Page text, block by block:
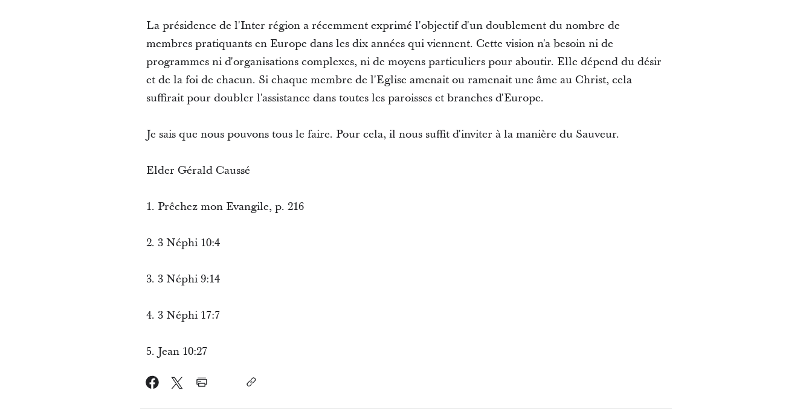
La présidence de l'Inter région a récemment exprimé l'objectif d'un doublement du nombre de
membres pratiquants en Europe dans les dix années qui viennent. Cette vision n'a besoin ni de
programmes ni d'organisations complexes, ni de moyens particuliers pour aboutir. Elle dépend du désir
et de la foi de chacun. Si chaque membre de l'Eglise amenait ou ramenait une âme au Christ, cela
suffirait pour doubler l'assistance dans toutes les paroisses et branches d'Europe.
Je sais que nous pouvons tous le faire. Pour cela, il nous suffit d'inviter à la manière du Sauveur.
Elder Gérald Caussé
1. Prêchez mon Evangile, p. 216
2. 3 Néphi 10:4
3. 3 Néphi 9:14
4. 3 Néphi 17:7
5. Jean 10:27